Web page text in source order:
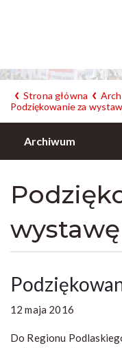
Strona główna
Podziękowanie za
Archiwum
wystawę
12 maja 2016
Do Regionu